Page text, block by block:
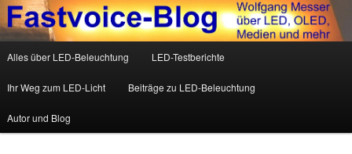
Fastvoice-Blog
Wolfgang Messer über LED, OLED, Medien und mehr
Zum Inhalt wechseln
Zum sekundären Inhalt wechseln
Alles über LED-Beleuchtung LED-Testberichte
Ihr Weg zum LED-Licht Beiträge zu LED-Beleuchtung
Autor und Blog